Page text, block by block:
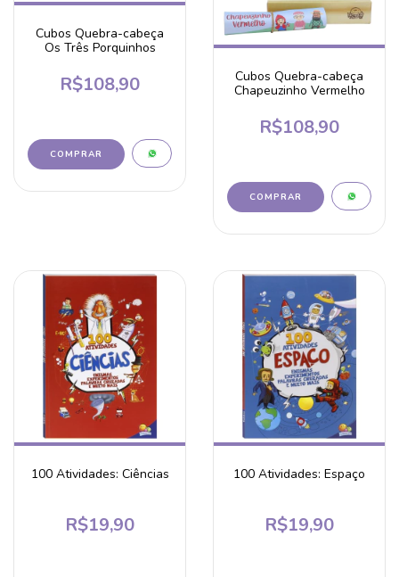
Cubos Quebra-cabeça
Os Três Porquinhos
R$108,90
Cubos Quebra-cabeça
Chapeuzinho Vermelho
R$108,90
100 Atividades: Ciências
R$19,90
100 Atividades: Espaço
R$19,90